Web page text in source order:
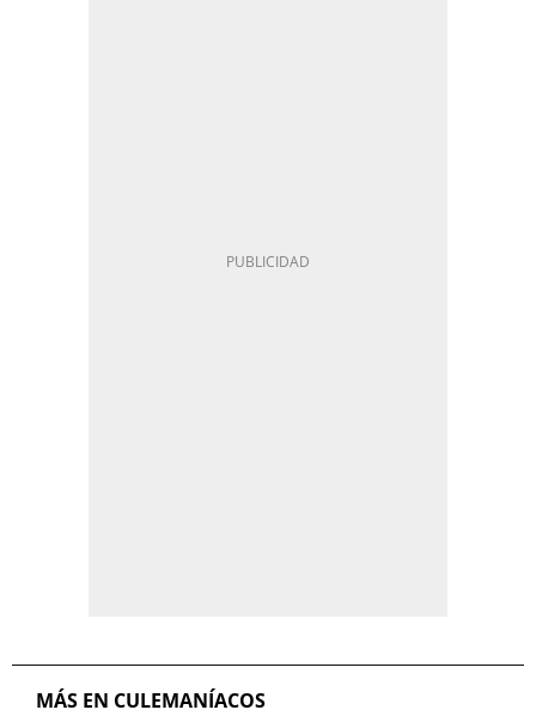
MÁS EN CULEMANÍACOS